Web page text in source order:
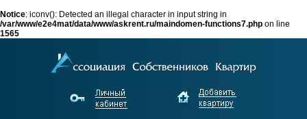
Notice: iconv(): Detected an illegal character in input string in
/var/www/e2e4mat/data/www/askrent.ru/maindomen-functions7.php on line
1565